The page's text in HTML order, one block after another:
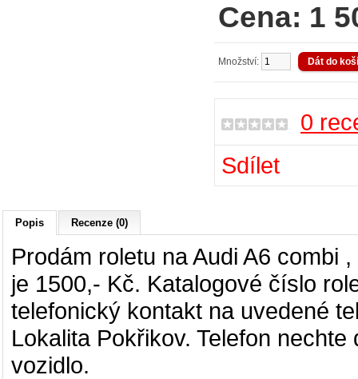
Cena: 1
Množství:
0
Sdílet
Popis Recenze (0)
Prodám roletu na Audi A6 combi
je 1500,- Kč. Katalogové číslo
telefonický kontakt na uvedené
Lokalita Pokřikov. Telefon nechte
vozidlo.